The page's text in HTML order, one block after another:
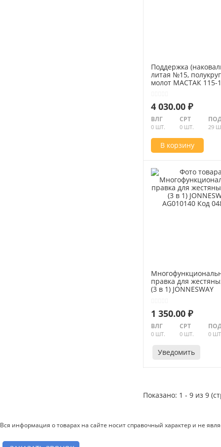
Поддержка
литая №15,
молот МАСТАК 115-
4 030.00 ₽
ВЛГ
0 ШТ.
СРТ
0 ШТ. 29
В корзину
правка для
(3 в 1) JONNESWAY
1 350.00 ₽
ВЛГ
0 ШТ.
СРТ
0 ШТ. 0
Уведомить
Показано: 1 - 9 из 9
Вся информация о товарах на сайте носит справочный характер и не